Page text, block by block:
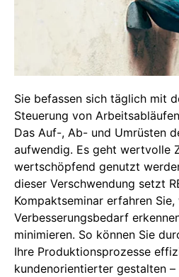
Sie befassen sich täglich mit
Steuerung von
Das Auf-, Ab- und Umrüsten
aufwendig. Es geht wertvolle
wertschöpfend genutzt
dieser Verschwendung setzt
Kompaktseminar erfahren Sie,
Verbesserungsbedarf
minimieren. So können Sie
Ihre Produktionsprozesse
kundenorientierter gestalten